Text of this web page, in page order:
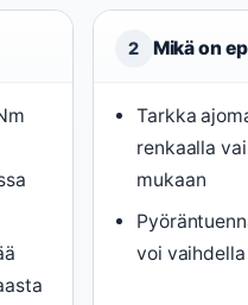
2 Mikä on
Tarkka
renkaalla
mukaan
voi